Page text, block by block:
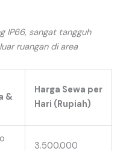
IP66, sangat tangguh
ruangan di area
&
Harga Sewa per
Hari (Rupiah)
3.500.000